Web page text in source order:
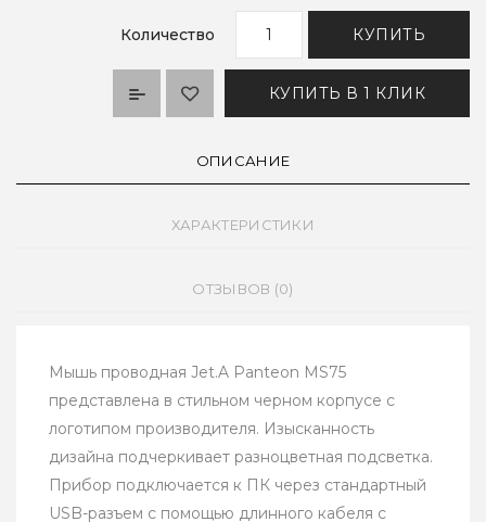
Количество КУПИТЬ
КУПИТЬ В 1 КЛИК
ОПИСАНИЕ
ХАРАКТЕРИСТИКИ
ОТЗЫВОВ (0)
Мышь проводная Jet.A Panteon MS75
представлена в стильном черном корпусе с
логотипом производителя. Изысканность
дизайна подчеркивает разноцветная подсветка.
Прибор подключается к ПК через стандартный
USB-разъем с помощью длинного кабеля с